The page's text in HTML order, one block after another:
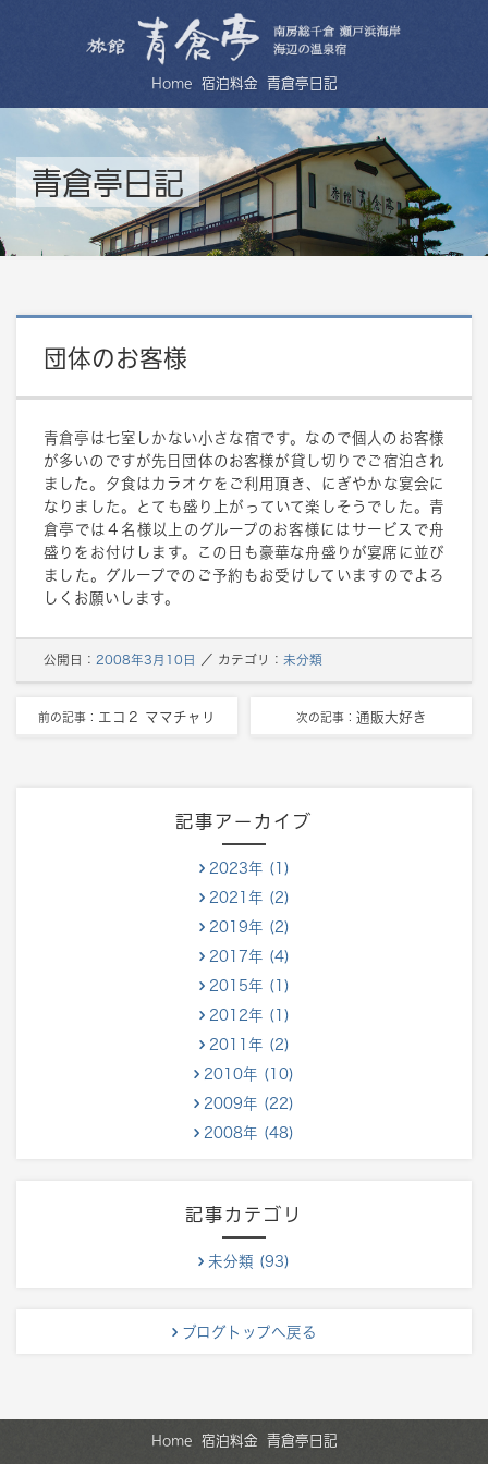
Home 宿泊料金 青倉亭日記
青倉亭日記
団体のお客様
青倉亭は七室しかない小さな宿です。なので個人のお客様
が多いのですが先日団体のお客様が貸し切りでご宿泊され
ました。夕食はカラオケをご利用頂き、にぎやかな宴会に
なりました。とても盛り上がっていて楽しそうでした。青
倉亭では４名様以上のグループのお客様にはサービスで舟
盛りをお付けします。この日も豪華な舟盛りが宴席に並び
ました。グループでのご予約もお受けしていますのでよろ
しくお願いします。
公開日： 2008年3月10日 ／ カテゴリ： 未分類
前の記事： エコ２ ママチャリ 次の記事： 通販大好き
記事アーカイブ
2023年 (1)
2021年 (2)
2019年 (2)
2017年 (4)
2015年 (1)
2012年 (1)
2011年 (2)
2010年 (10)
2009年 (22)
2008年 (48)
記事カテゴリ
未分類 (93)
ブログトップへ戻る
Home 宿泊料金 青倉亭日記